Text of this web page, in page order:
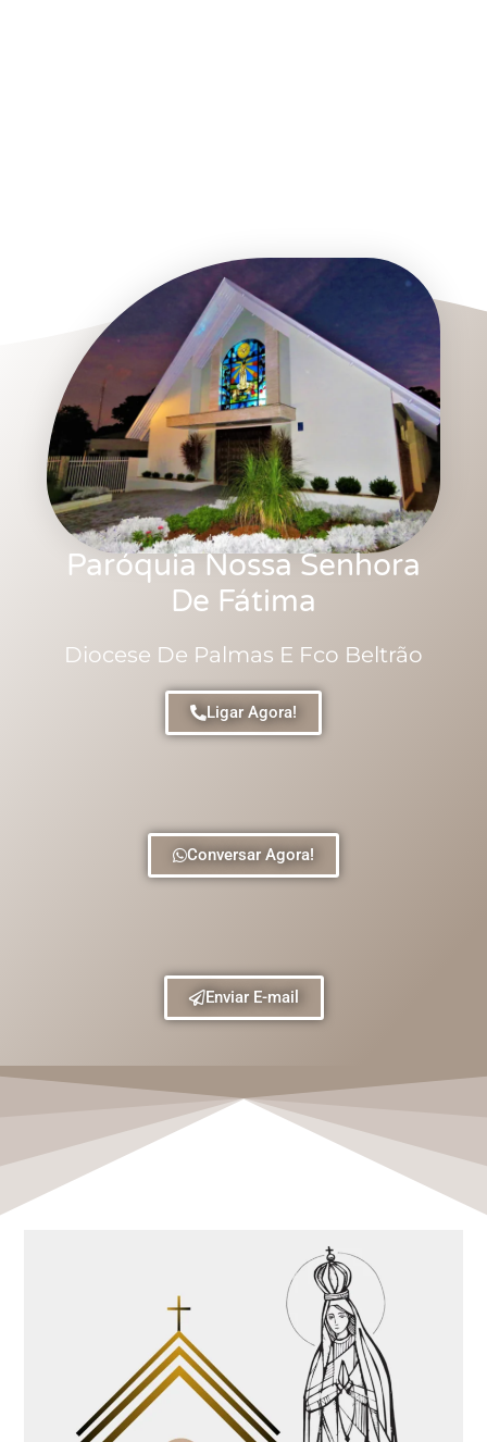
Paróquia Nossa Senhora
De Fátima
Diocese De Palmas E Fco Beltrão
Ligar Agora!
Conversar Agora!
Enviar E-mail